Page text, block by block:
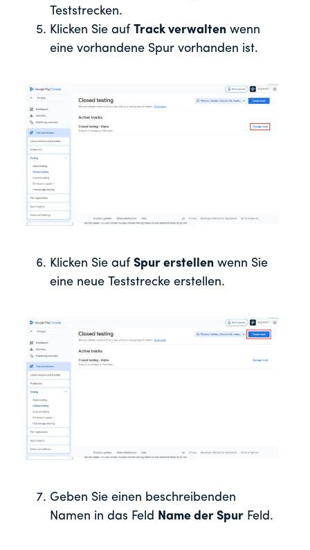
Teststrecken.
Klicken Sie auf Track verwalten wenn
eine vorhandene Spur vorhanden ist.
Klicken Sie auf Spur erstellen wenn Sie
eine neue Teststrecke erstellen.
Geben Sie einen beschreibenden
Namen in das Feld Name der Spur Feld.